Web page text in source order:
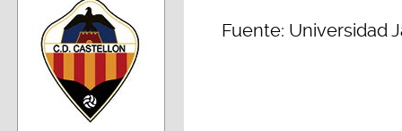
Fuente: Universidad